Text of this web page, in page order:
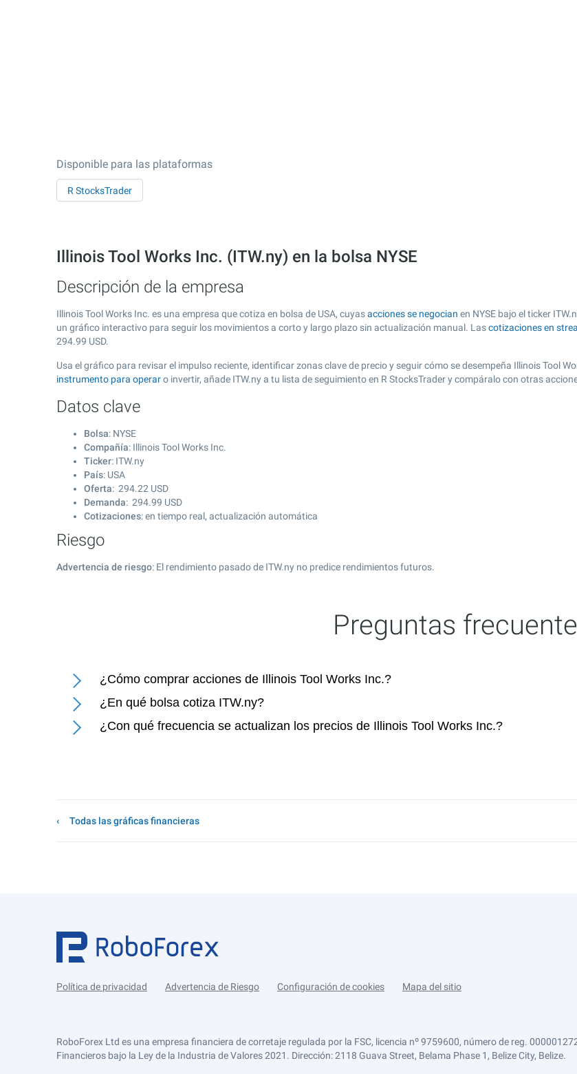
Disponible para las plataformas
R StocksTrader
Illinois Tool Works Inc. (ITW.ny) en la bolsa NYSE
Descripción de la empresa
Illinois Tool Works Inc. es una empresa que cotiza en bolsa de USA, cuyasacciones se negocian en NYSE bajo el ticker
un gráfico interactivo para seguir los movimientos a corto y largo plazo sin actualización manual. Lascotizaciones en
294.99 USD.
Usa el gráfico para revisar el impulso reciente, identificar zonas clave de precio y seguir cómo se desempeña Illinois Tool
instrumento para operaro invertir, añade ITW.ny a tu lista de seguimiento en R StocksTrader y compáralo con otras
Datos clave
Bolsa: NYSE
Compañía: Illinois Tool Works Inc.
Ticker: ITW.ny
País: USA
Oferta: 294.22 USD
Demanda: 294.99 USD
Cotizaciones: en tiempo real, actualización automática
Riesgo
Advertencia de riesgo: El rendimiento pasado de ITW.ny no predice rendimientos futuros.
Preguntas
¿Cómo comprar acciones de Illinois Tool Works Inc.?
¿En qué bolsa cotiza ITW.ny?
¿Con qué frecuencia se actualizan los precios de Illinois Tool Works Inc.?
Todas las gráficas financieras
Política de privacidad Advertencia de Riesgo Configuración de cookies Mapa del sitio
RoboForex Ltd es una empresa financiera de corretaje regulada por la FSC, licencia nº 9759600, número de reg.
Financieros bajo la Ley de la Industria de Valores 2021. Dirección: 2118 Guava Street, Belama Phase 1, Belize City, Belize.